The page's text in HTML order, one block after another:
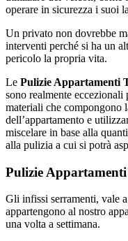
operare in sicurezza i suoi
Un privato non dovrebbe
interventi perché si ha un
pericolo la propria vita.
Le Pulizie Appartamenti
sono realmente
materiali che compongono
dell’appartamento e
miscelare in base alla
alla pulizia a cui si potrà
Pulizie
Gli infissi serramenti, vale
appartengono al nostro
una volta a settimana.